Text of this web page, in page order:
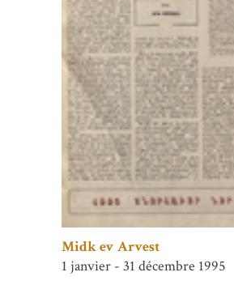
Midk ev Arvest
1 janvier - 31 décembre 1995